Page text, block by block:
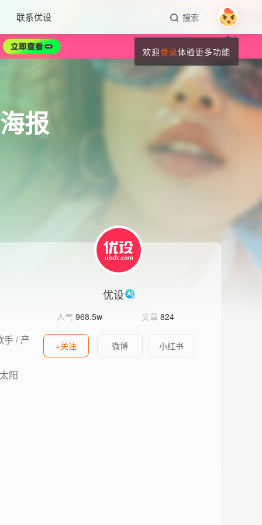
联系优设 搜索
报
手 / 产
阳
优设
人气 968.5w 文章 824
+关注 微博 小红书
欢迎登录体验更多功能